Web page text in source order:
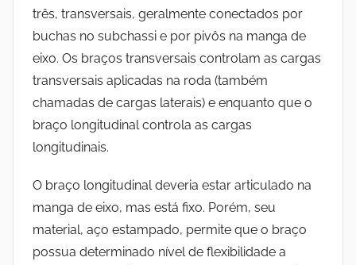
três, transversais, geralmente conectados por
buchas no subchassi e por pivôs na manga de
eixo. Os braços transversais controlam as cargas
transversais aplicadas na roda (também
chamadas de cargas laterais) e enquanto que o
braço longitudinal controla as cargas
longitudinais.
O braço longitudinal deveria estar articulado na
manga de eixo, mas está fixo. Porém, seu
material, aço estampado, permite que o braço
possua determinado nível de flexibilidade a